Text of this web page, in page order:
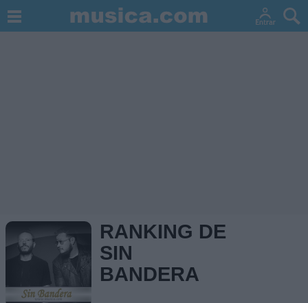
RANKING DE
SIN
BANDERA